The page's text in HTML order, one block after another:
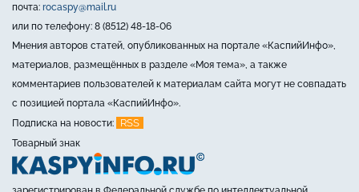
почта: rocaspy@mail.ru
или по телефону: 8 (8512) 48-18-06
Мнения авторов статей, опубликованных на портале «КаспийИнфо»,
материалов, размещённых в разделе «Моя тема», а также
комментариев пользователей к материалам сайта могут не совпадать
с позицией портала «КаспийИнфо».
Подписка на новости:
RSS
Товарный знак